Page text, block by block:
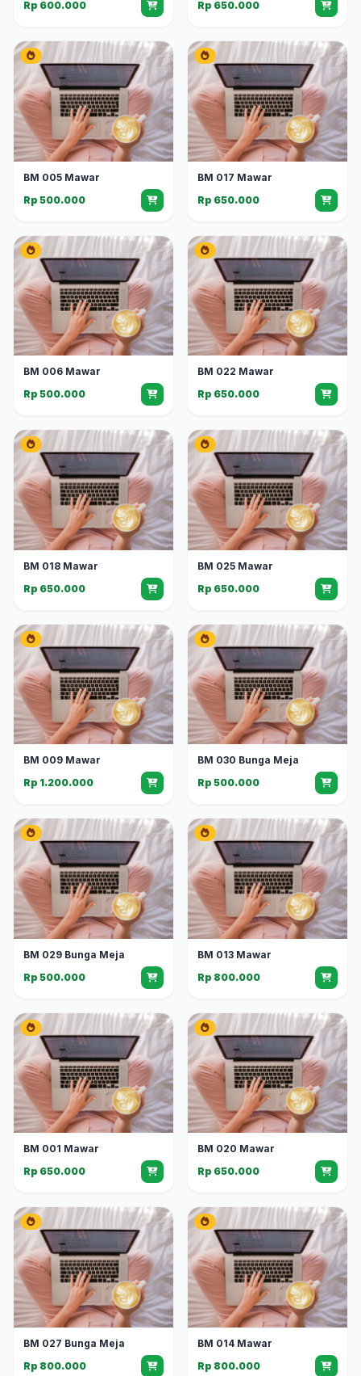
Rp 600.000 Rp 650.000
BM 005 Mawar
Rp 500.000
BM 017 Mawar
Rp 650.000
BM 006 Mawar
Rp 500.000
BM 022 Mawar
Rp 650.000
BM 018 Mawar
Rp 650.000
BM 025 Mawar
Rp 650.000
BM 009 Mawar
Rp 1.200.000
BM 030 Bunga Meja
Rp 500.000
BM 029 Bunga Meja
Rp 500.000
BM 013 Mawar
Rp 800.000
BM 001 Mawar
Rp 650.000
BM 020 Mawar
Rp 650.000
BM 027 Bunga Meja
Rp 800.000
BM 014 Mawar
Rp 800.000